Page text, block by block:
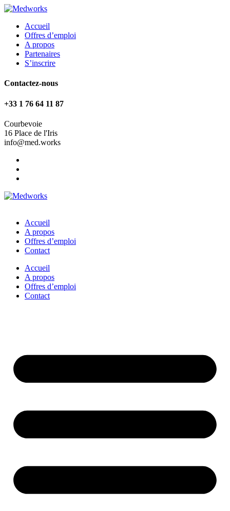
Accueil
Offres d’emploi
A propos
Partenaires
S’inscrire
Contactez-nous
+33 1 76 64 11 87
Courbevoie
16 Place de l'Iris
info@med.works
Accueil
A propos
Offres d’emploi
Contact
Accueil
A propos
Offres d’emploi
Contact